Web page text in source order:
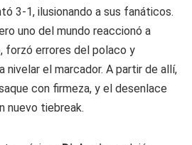
3-1, ilusionando a sus fanáticos.
uno del mundo reaccionó a
forzó errores del polaco y
nivelar el marcador. A partir de allí,
con firmeza, y el desenlace
nuevo tiebreak.